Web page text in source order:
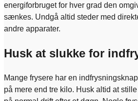
energiforbruget for hver grad den
sænkes. Undgå altid steder med
andre apparater.
Husk at slukke for
Mange frysere har en
på mere end tre kilo. Husk altid at